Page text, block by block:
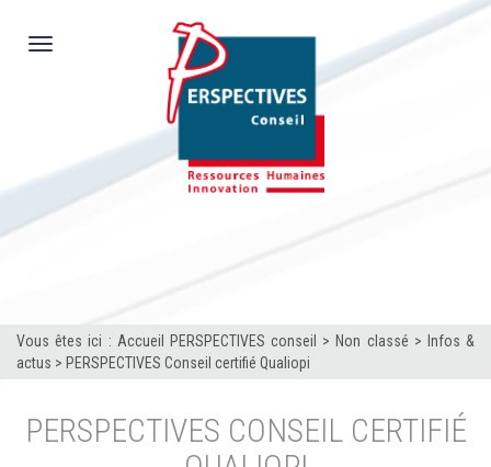
Toggle
Vous êtes ici : Accueil PERSPECTIVES conseil > Non classé > Infos &
actus > PERSPECTIVES Conseil certifié Qualiopi
PERSPECTIVES CONSEIL CERTIFIÉ